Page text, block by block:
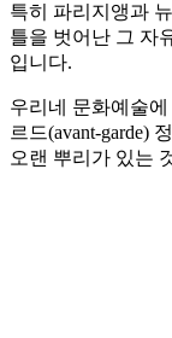
특히 파리지앵과
틀을 벗어난 그 자
입니다.
우리네 문화예술
르드(avant-garde)
오랜 뿌리가 있는